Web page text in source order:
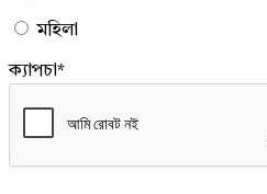
মহিলা
ক্যাপচা*